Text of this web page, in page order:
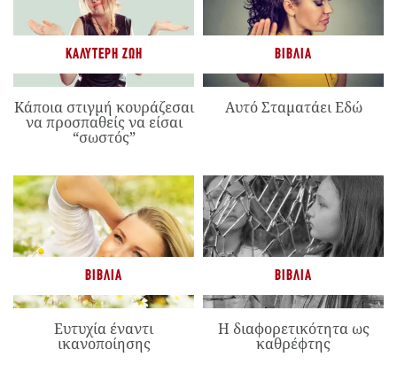
ΚΑΛΎΤΕΡΗ ΖΩΉ
Κάποια στιγμή κουράζεσαι
να προσπαθείς να είσαι
“σωστός”
ΒΙΒΛΊΑ
Αυτό Σταματάει Εδώ
ΒΙΒΛΊΑ
Ευτυχία έναντι
ικανοποίησης
ΒΙΒΛΊΑ
Η διαφορετικότητα ως
καθρέφτης